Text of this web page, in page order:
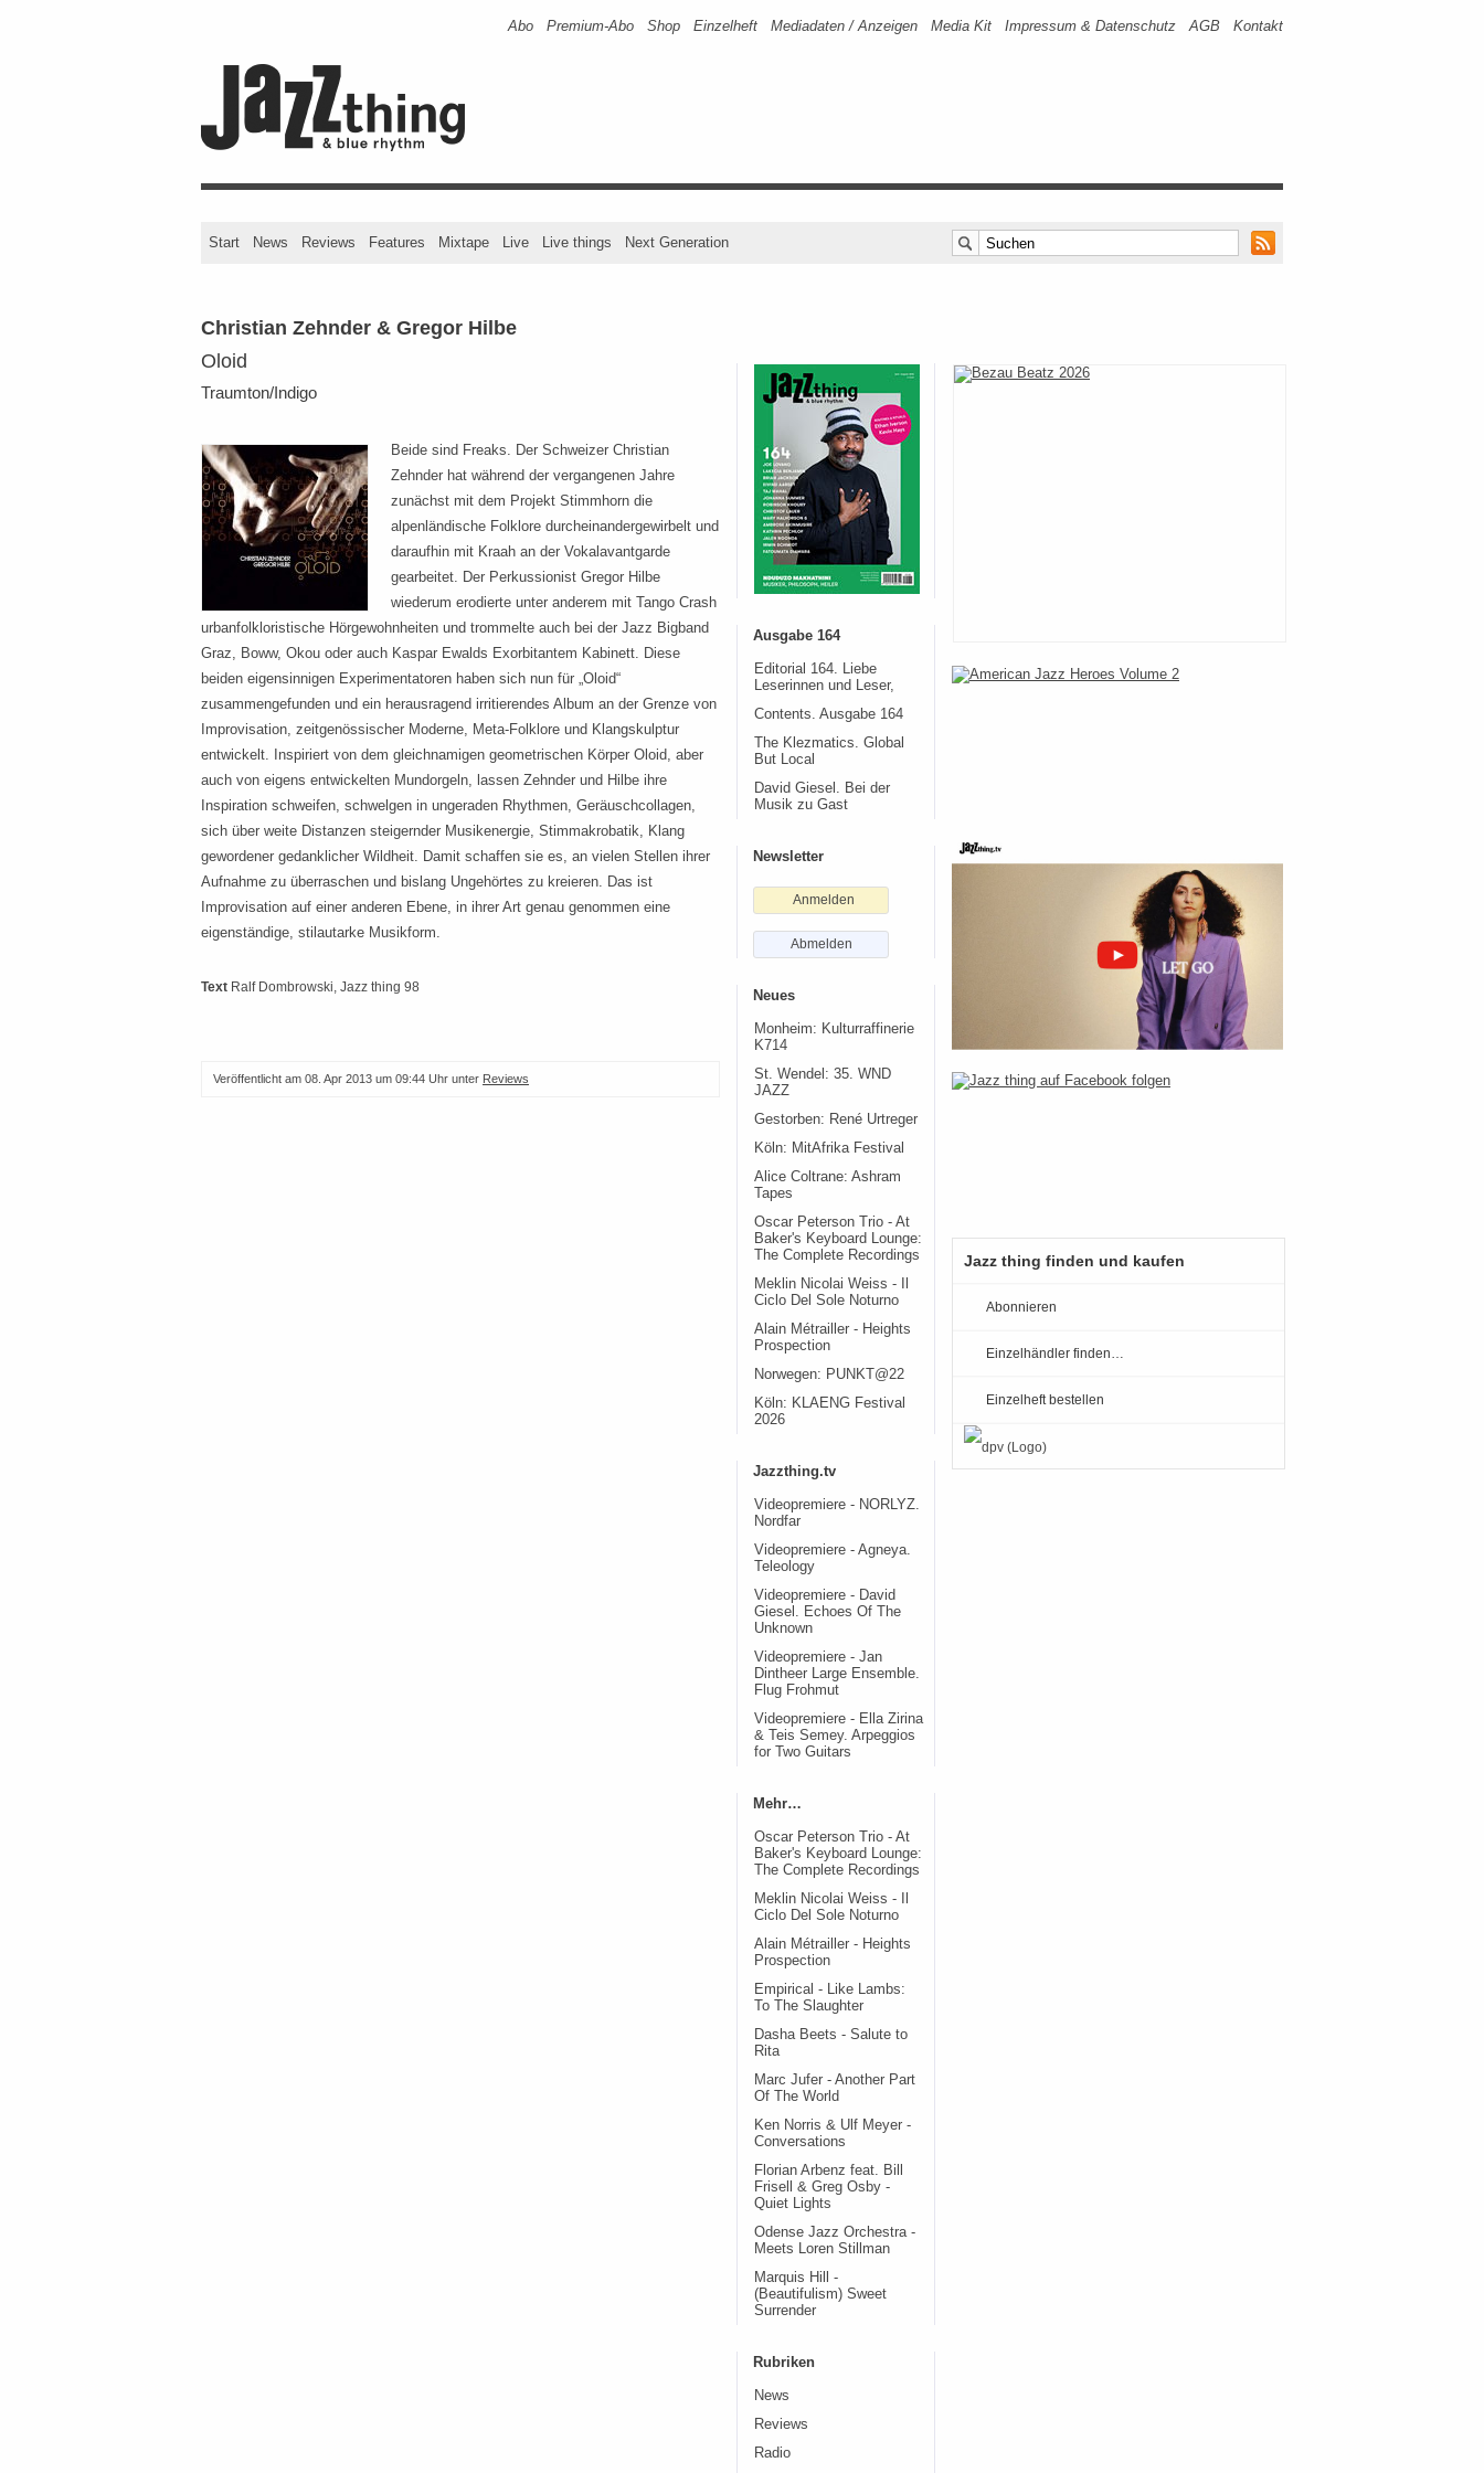
Abo Premium-Abo Shop Einzelheft Mediadaten / Anzeigen Media Kit Impressum & Datenschutz AGB Kontakt
Start News Reviews Features Mixtape Live Live things Next Generation
Christian Zehnder & Gregor Hilbe
Oloid
Traumton/Indigo
Beide sind Freaks. Der Schweizer Christian
Zehnder hat während der vergangenen Jahre
zunächst mit dem Projekt Stimmhorn die
alpenländische Folklore durcheinandergewirbelt und
daraufhin mit Kraah an der Vokalavantgarde
gearbeitet. Der Perkussionist Gregor Hilbe
wiederum erodierte unter anderem mit Tango Crash
urbanfolkloristische Hörgewohnheiten und trommelte auch bei der Jazz Bigband
Graz, Boww, Okou oder auch Kaspar Ewalds Exorbitantem Kabinett. Diese
beiden eigensinnigen Experimentatoren haben sich nun für „Oloid“
zusammengefunden und ein herausragend irritierendes Album an der Grenze von
Improvisation, zeitgenössischer Moderne, Meta-Folklore und Klangskulptur
entwickelt. Inspiriert von dem gleichnamigen geometrischen Körper Oloid, aber
auch von eigens entwickelten Mundorgeln, lassen Zehnder und Hilbe ihre
Inspiration schweifen, schwelgen in ungeraden Rhythmen, Geräuschcollagen,
sich über weite Distanzen steigernder Musikenergie, Stimmakrobatik, Klang
gewordener gedanklicher Wildheit. Damit schaffen sie es, an vielen Stellen ihrer
Aufnahme zu überraschen und bislang Ungehörtes zu kreieren. Das ist
Improvisation auf einer anderen Ebene, in ihrer Art genau genommen eine
eigenständige, stilautarke Musikform.
Text Ralf Dombrowski, Jazz thing 98
Veröffentlicht am 08. Apr 2013 um 09:44 Uhr unter Reviews
Ausgabe 164
Editorial 164. Liebe
Leserinnen und Leser,
Contents. Ausgabe 164
The Klezmatics. Global
But Local
David Giesel. Bei der
Musik zu Gast
Newsletter
Anmelden
Abmelden
Neues
Monheim: Kulturraffinerie
K714
St. Wendel: 35. WND
JAZZ
Gestorben: René Urtreger
Köln: MitAfrika Festival
Alice Coltrane: Ashram
Tapes
Oscar Peterson Trio - At
Baker's Keyboard Lounge:
The Complete Recordings
Meklin Nicolai Weiss - Il
Ciclo Del Sole Noturno
Alain Métrailler - Heights
Prospection
Norwegen: PUNKT@22
Köln: KLAENG Festival
2026
Jazzthing.tv
Videopremiere - NORLYZ.
Nordfar
Videopremiere - Agneya.
Teleology
Videopremiere - David
Giesel. Echoes Of The
Unknown
Videopremiere - Jan
Dintheer Large Ensemble.
Flug Frohmut
Videopremiere - Ella Zirina
& Teis Semey. Arpeggios
for Two Guitars
Mehr…
Oscar Peterson Trio - At
Baker's Keyboard Lounge:
The Complete Recordings
Meklin Nicolai Weiss - Il
Ciclo Del Sole Noturno
Alain Métrailler - Heights
Prospection
Empirical - Like Lambs:
To The Slaughter
Dasha Beets - Salute to
Rita
Marc Jufer - Another Part
Of The World
Ken Norris & Ulf Meyer -
Conversations
Florian Arbenz feat. Bill
Frisell & Greg Osby -
Quiet Lights
Odense Jazz Orchestra -
Meets Loren Stillman
Marquis Hill -
(Beautifulism) Sweet
Surrender
Rubriken
News
Reviews
Radio
Jazz thing finden und kaufen
Abonnieren
Einzelhändler finden…
Einzelheft bestellen